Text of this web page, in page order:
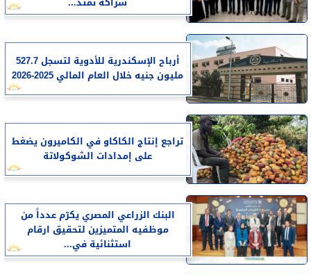
أرباح الإسكندرية للأدوية لتسجل 527.7
مليون جنيه خلال العام المالي 2025-2026
تراجع إنتاج الكاكاو في الكاميرون يضغط
على إمدادات الشوكولاتة
البنك الزراعي المصري يكرّم عدداً من
موظفيه المتميزين لتحقيق ارقام
استثنائية في...